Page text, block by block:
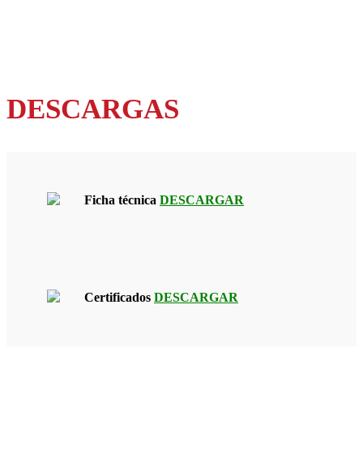
DESCARGAS
Ficha técnica DESCARGAR
Certificados DESCARGAR